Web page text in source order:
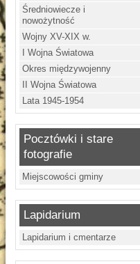
Średniowiecze i
nowożytność
Wojny XV-XIX w.
I Wojna Światowa
Okres międzywojenny
II Wojna Światowa
Lata 1945-1954
Pocztówki i stare
fotografie
Miejscowości gminy
Lapidarium
Lapidarium i cmentarze